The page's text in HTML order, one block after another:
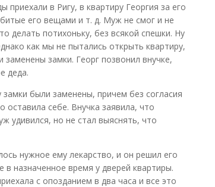
в Ригу, в квартиру Георгия за его
его вещами и т. д. Муж не смог и не
делать потихоньку, без всякой спешки. Ну
как мы не пытались открыть квартиру,
замки. Георг позвонил внучке,
деда.
были заменены, причем без согласия
себе. Внучка заявила, что
удивился, но не стал выяснять, что
нужное ему лекарство, и он решил его
в назначенное время у дверей квартиры.
с опозданием в два часа и все это